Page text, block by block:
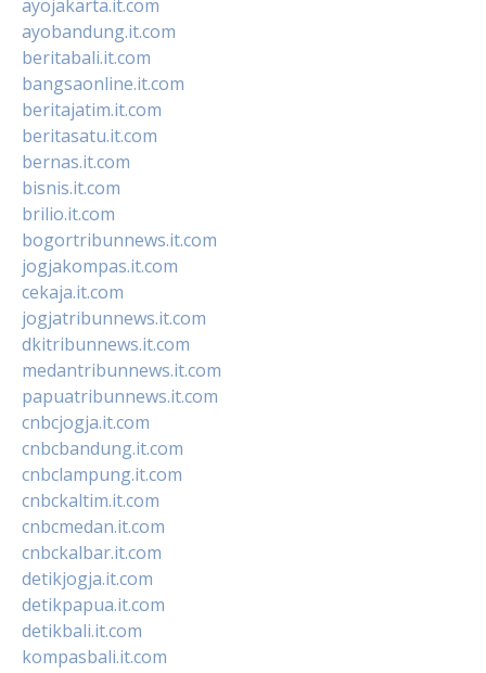
ayojakarta.it.com
ayobandung.it.com
beritabali.it.com
bangsaonline.it.com
beritajatim.it.com
beritasatu.it.com
bernas.it.com
bisnis.it.com
brilio.it.com
bogortribunnews.it.com
jogjakompas.it.com
cekaja.it.com
jogjatribunnews.it.com
dkitribunnews.it.com
medantribunnews.it.com
papuatribunnews.it.com
cnbcjogja.it.com
cnbcbandung.it.com
cnbclampung.it.com
cnbckaltim.it.com
cnbcmedan.it.com
cnbckalbar.it.com
detikjogja.it.com
detikpapua.it.com
detikbali.it.com
kompasbali.it.com